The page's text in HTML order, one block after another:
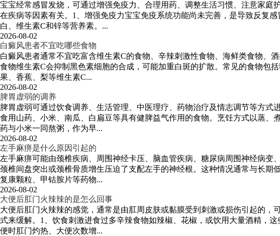
宝宝经常感冒发烧，可通过增强免疫力、合理用药、调整生活习惯、注意家
在疾病等因素有关。1、增强免疫力宝宝免疫系统功能尚未完善，是导致反复
白、维生素C和锌等营养素。...
2026-08-02
白癜风患者不宜吃哪些食物
白癜风患者通常不宜吃富含维生素C的食物、辛辣刺激性食物、海鲜类食物、
食物维生素C会抑制黑色素细胞的合成，可能加重白斑的扩散。常见的食物包
果、香蕉、梨等维生素C...
2026-08-02
脾胃虚弱的调养
脾胃虚弱可通过饮食调养、生活管理、中医理疗、药物治疗及情志调节等方
食用山药、小米、南瓜、白扁豆等具有健脾益气作用的食物。烹饪方式以蒸
药与小米一同熬粥，作为早...
2026-08-02
左手麻痹是什么原因引起的
左手麻痹可能由颈椎疾病、周围神经卡压、脑血管疾病、糖尿病周围神经病
颈椎间盘突出或颈椎骨质增生压迫了支配左手的神经根。这种情况通常与长
复康颗粒、甲钴胺片等药物...
2026-08-02
大便后肛门火辣辣的是怎么回事
大便后肛门火辣辣的感觉，通常是由肛周皮肤或黏膜受到刺激或损伤引起的
式来缓解。1、饮食刺激进食过多辛辣食物如辣椒、花椒，或饮用大量酒精，
便时肛门灼热、大便次数增...